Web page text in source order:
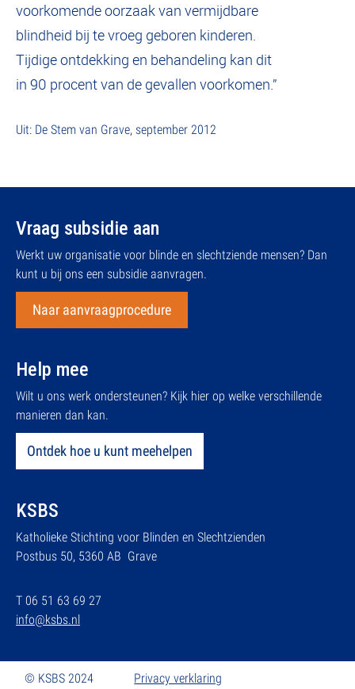
voorkomende oorzaak van vermijdbare
blindheid bij te vroeg geboren kinderen.
Tijdige ontdekking en behandeling kan dit
in 90 procent van de gevallen voorkomen.”
Uit: De Stem van Grave, september 2012
Vraag subsidie aan
Werkt uw organisatie voor blinde en slechtziende mensen? Dan
kunt u bij ons een subsidie aanvragen.
Naar aanvraagprocedure
Help mee
Wilt u ons werk ondersteunen? Kijk hier op welke verschillende
manieren dan kan.
Ontdek hoe u kunt meehelpen
KSBS
Katholieke Stichting voor Blinden en Slechtzienden
Postbus 50, 5360 AB Grave
T 06 51 63 69 27
info@ksbs.nl
© KSBS 2024 Privacy verklaring